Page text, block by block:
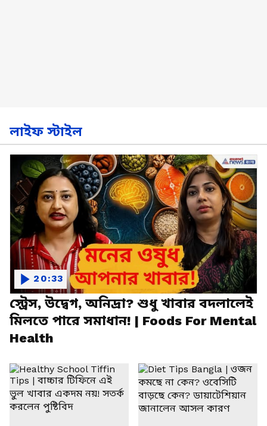
লাইফ স্টাইল
স্ট্রেস, উদ্বেগ, অনিদ্রা? শুধু খাবার বদলালেই
মিলতে পারে সমাধান! | Foods For Mental
Health
20:33